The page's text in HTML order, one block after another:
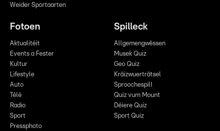
Weider Sportaarten
Fotoen
Aktualitéit
Events a Fester
Kultur
Lifestyle
Auto
Télé
Radio
Sport
Pressphoto
Spilleck
Allgemengwëssen
Musek Quiz
Geo Quiz
Kräizwuerträtsel
Sproochespill
Quiz vum Mount
Déiere Quiz
Sport Quiz